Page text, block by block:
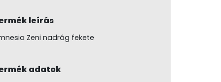
leírás
Zeni nadrág fekete
adatok